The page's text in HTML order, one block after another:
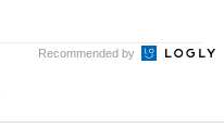
Recommended by